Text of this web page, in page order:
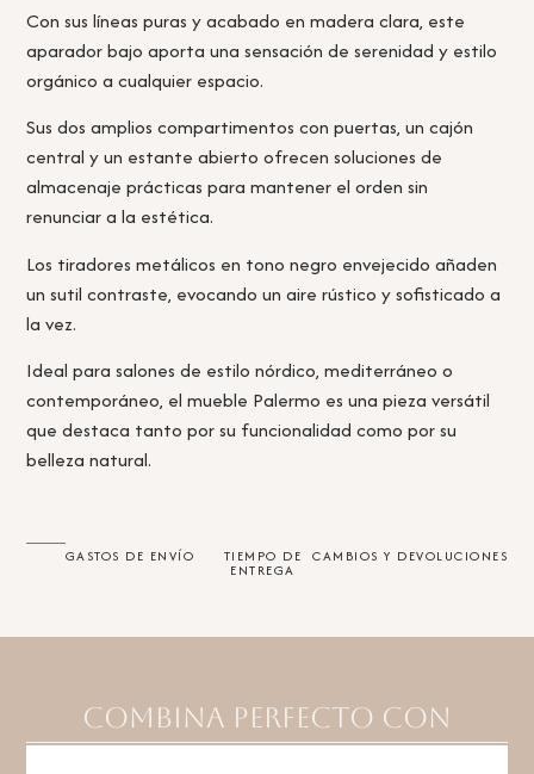
Con sus líneas puras y acabado en madera clara, este
aparador bajo aporta una sensación de serenidad y estilo
orgánico a cualquier espacio.
Sus dos amplios compartimentos con puertas, un cajón
central y un estante abierto ofrecen soluciones de
almacenaje prácticas para mantener el orden sin
renunciar a la estética.
Los tiradores metálicos en tono negro envejecido añaden
un sutil contraste, evocando un aire rústico y sofisticado a
la vez.
Ideal para salones de estilo nórdico, mediterráneo o
contemporáneo, el mueble Palermo es una pieza versátil
que destaca tanto por su funcionalidad como por su
belleza natural.
GASTOS DE ENVÍO TIEMPO DE
ENTREGA
CAMBIOS Y DEVOLUCIONES
Combina perfecto con